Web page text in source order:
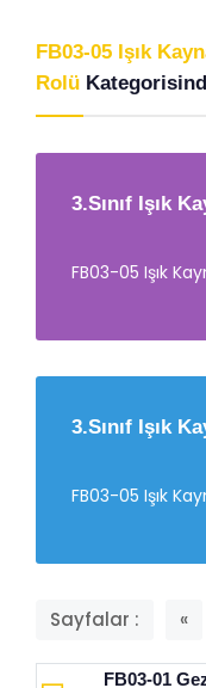
FB03-05 Işık
Rolü
3.Sınıf Işık
FB03-05 Işık
3.Sınıf Işık
FB03-05 Işık
Sayfalar : «
FB03-01